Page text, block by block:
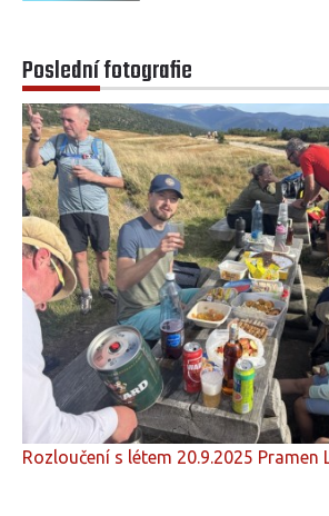
Poslední fotografie
Rozloučení s létem 20.9.2025 Pramen